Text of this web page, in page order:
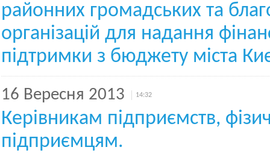
районних громадських та
організацій для надання
підтримки з бюджету міста
16 Вересня 2013 14:32
Керівникам підприємств,
підприємцям.